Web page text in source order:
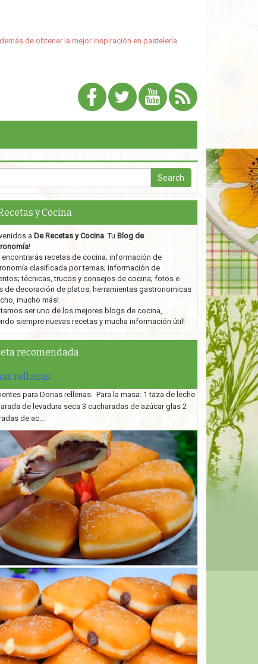
de obtener la mejor inspiración en pastelería
y Cocina
a De Recetas y Cocina. Tu Blog de
!
encontrarás recetas de cocina; información de
clasificada por temas; información de
técnicas, trucos y consejos de cocina; fotos e
de decoración de platos; herramientas gastronomicas
mucho más!
ser uno de los mejores blogs de cocina,
siempre nuevas recetas y mucha información útil!
recomendada
rellenas
para Donas rellenas: Para la masa: 1 taza de leche
de levadura seca 3 cucharadas de azúcar glas 2
de ac...